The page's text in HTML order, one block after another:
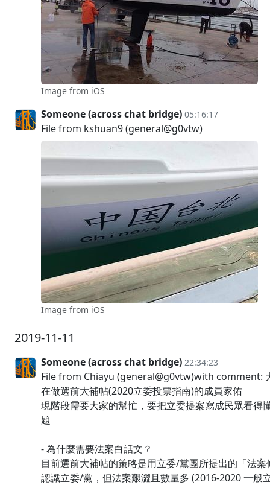
Image from iOS
Someone (across chat bridge) 05:16:17
File from kshuan9 (general@g0vtw)
Image from iOS
2019-11-11
Someone (across chat bridge) 22:34:23
File from Chiayu (general@g0vtw)with comment:
在做選前大補帖(2020立委投票指南)的成員家佑
現階段需要大家的幫忙，要把立委提案寫成民眾看得
題
- 為什麼需要法案白話文？
目前選前大補帖的策略是用立委/黨團所提出的「法案
認識立委/黨，但法案艱澀且數量多 (2016-2020 一般